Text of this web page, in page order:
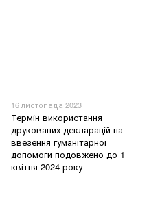
16 листопада 2023
Термін використання
друкованих декларацій на
ввезення гуманітарної
допомоги подовжено до 1
квітня 2024 року